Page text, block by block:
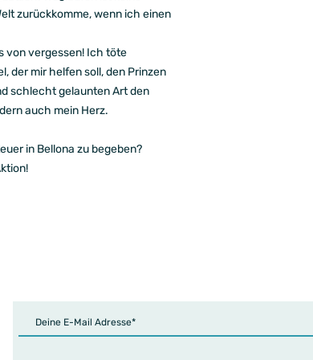
zurückkomme, wenn ich einen
von vergessen! Ich töte
der mir helfen soll, den Prinzen
schlecht gelaunten Art den
auch mein Herz.
in Bellona zu begeben?